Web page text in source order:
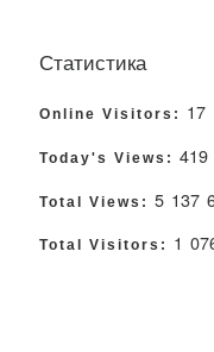
Статистика
Online Visitors: 17
Today's Views: 419
Total Views: 5 137
Total Visitors: 1